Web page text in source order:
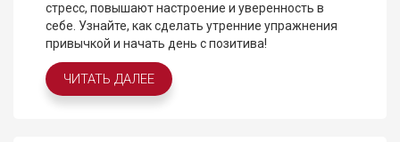
стресс, повышают настроение и уверенность в
себе. Узнайте, как сделать утренние упражнения
привычкой и начать день с позитива!
ЧИТАТЬ ДАЛЕЕ